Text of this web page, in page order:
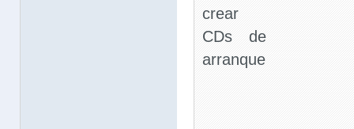
crear
CDs de
arranque